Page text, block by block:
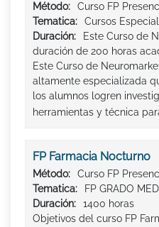
Método:
Curso FP
Tematica:
Cursos
Duración:
Este Curso de
duración de 200 horas
Este Curso de
altamente especializada
los alumnos logren
herramientas y técnica
FP Farmacia Nocturno
Método:
Curso FP
Tematica:
FP GRADO
Duración:
1400 horas
Objetivos del curso FP